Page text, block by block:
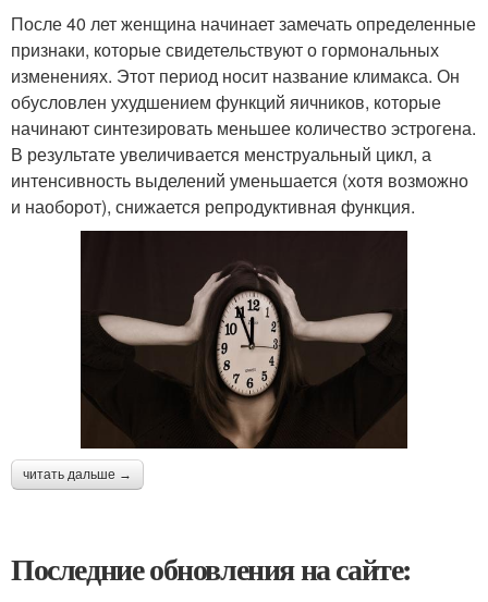
После 40 лет женщина начинает замечать определенные
признаки, которые свидетельствуют о гормональных
изменениях. Этот период носит название климакса. Он
обусловлен ухудшением функций яичников, которые
начинают синтезировать меньшее количество эстрогена.
В результате увеличивается менструальный цикл, а
интенсивность выделений уменьшается (хотя возможно
и наоборот), снижается репродуктивная функция.
читать дальше →
Последние обновления на сайте: